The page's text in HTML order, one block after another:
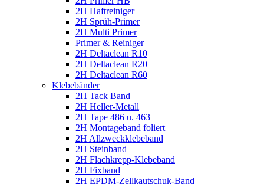
2H Haftreiniger
2H Sprüh-Primer
2H Multi Primer
Primer & Reiniger
2H Deltaclean R10
2H Deltaclean R20
2H Deltaclean R60
Klebebänder
2H Tack Band
2H Heller-Metall
2H Tape 486 u. 463
2H Montageband foliert
2H Allzweckklebeband
2H Steinband
2H Flachkrepp-Klebeband
2H Fixband
2H EPDM-Zellkautschuk-Band